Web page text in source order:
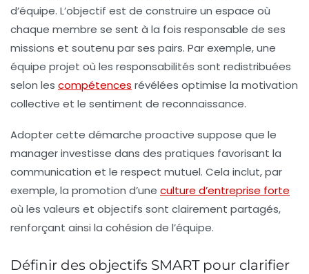
d’équipe. L’objectif est de construire un espace où
chaque membre se sent à la fois responsable de ses
missions et soutenu par ses pairs. Par exemple, une
équipe projet où les responsabilités sont redistribuées
selon les compétences révélées optimise la motivation
collective et le sentiment de reconnaissance.
Adopter cette démarche proactive suppose que le
manager investisse dans des pratiques favorisant la
communication et le respect mutuel. Cela inclut, par
exemple, la promotion d’une culture d’entreprise forte
où les valeurs et objectifs sont clairement partagés,
renforçant ainsi la cohésion de l’équipe.
Définir des objectifs SMART pour clarifier